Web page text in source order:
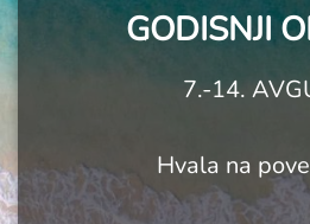
GODISNJI
7.-14.
Hvala na